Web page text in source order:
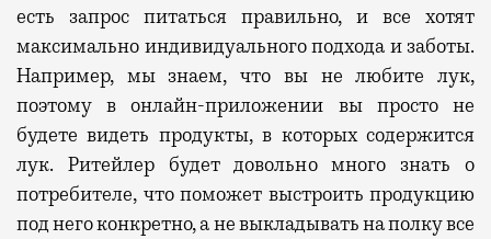
есть запрос питаться правильно, и все хотят
максимально индивидуального подхода и заботы.
Например, мы знаем, что вы не любите лук,
поэтому в онлайн-приложении вы просто не
будете видеть продукты, в которых содержится
лук. Ритейлер будет довольно много знать о
потребителе, что поможет выстроить продукцию
под него конкретно, а не выкладывать на полкувсе